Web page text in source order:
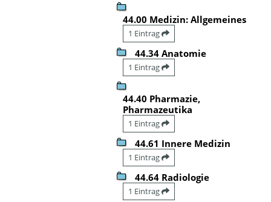
44.00 Medizin: Allgemeines
1 Eintrag
44.34 Anatomie
1 Eintrag
44.40 Pharmazie,
Pharmazeutika
1 Eintrag
44.61 Innere Medizin
1 Eintrag
44.64 Radiologie
1 Eintrag